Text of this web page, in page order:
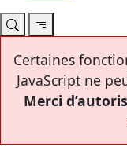
Certaines
JavaScript ne
Merci